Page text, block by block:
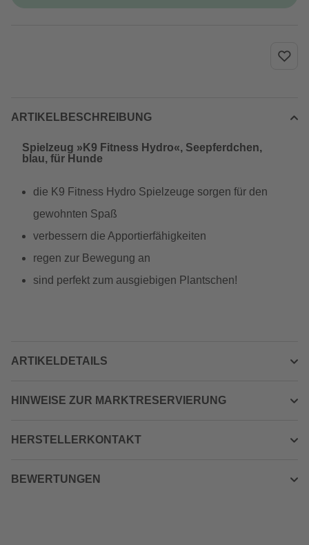
ARTIKELBESCHREIBUNG
Spielzeug »K9 Fitness Hydro«, Seepferdchen,
blau, für Hunde
die K9 Fitness Hydro Spielzeuge sorgen für den
gewohnten Spaß
verbessern die Apportierfähigkeiten
regen zur Bewegung an
sind perfekt zum ausgiebigen Plantschen!
ARTIKELDETAILS
HINWEISE ZUR MARKTRESERVIERUNG
HERSTELLERKONTAKT
BEWERTUNGEN